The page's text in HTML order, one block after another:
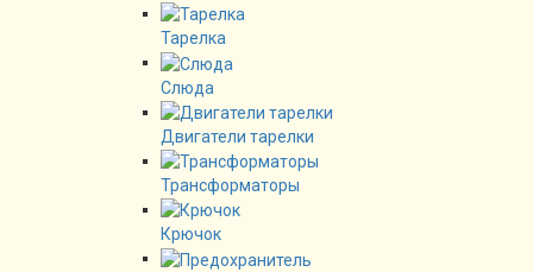
Тарелка
Слюда
Двигатели тарелки
Трансформаторы
Крючок